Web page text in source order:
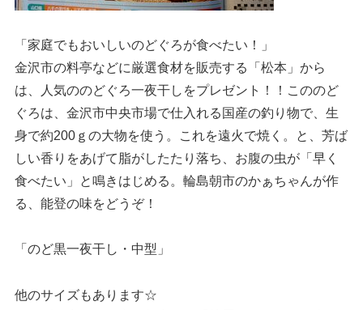
「家庭でもおいしいのどぐろが食べたい！」
金沢市の料亭などに厳選食材を販売する「松本」から
は、人気ののどぐろ一夜干しをプレゼント！！こののど
ぐろは、金沢市中央市場で仕入れる国産の釣り物で、生
身で約200ｇの大物を使う。これを遠火で焼く。と、芳ば
しい香りをあげて脂がしたたり落ち、お腹の虫が「早く
食べたい」と鳴きはじめる。輪島朝市のかぁちゃんが作
る、能登の味をどうぞ！
「のど黒一夜干し・中型」
他のサイズもあります☆